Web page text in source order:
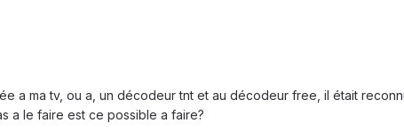
a ma tv, ou a, un décodeur tnt et au décodeur free, il était
a le faire est ce possible a faire?